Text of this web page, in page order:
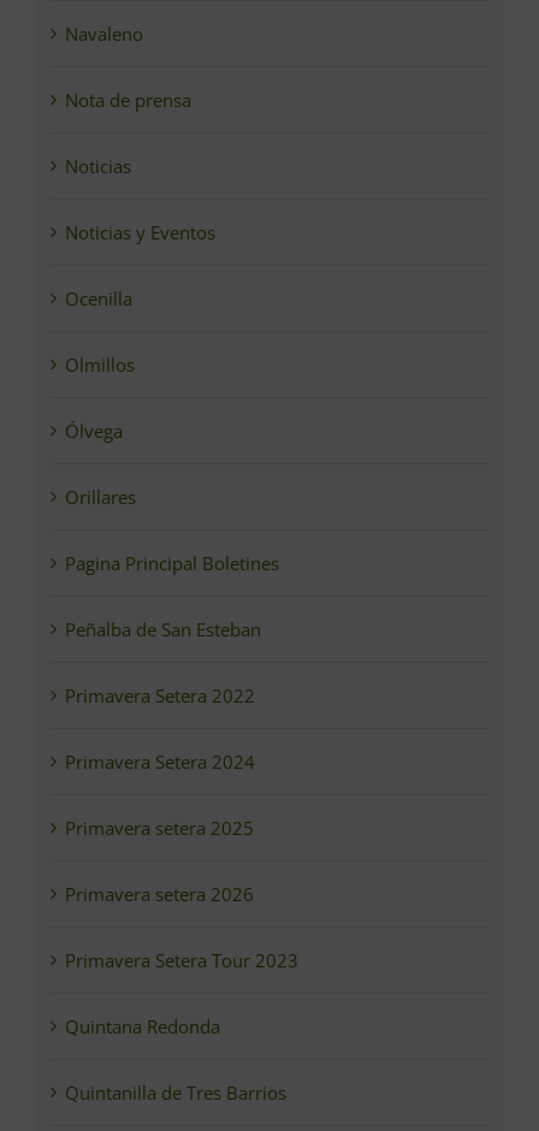
Navaleno
Nota de prensa
Noticias
Noticias y Eventos
Ocenilla
Olmillos
Ólvega
Orillares
Pagina Principal Boletines
Peñalba de San Esteban
Primavera Setera 2022
Primavera Setera 2024
Primavera setera 2025
Primavera setera 2026
Primavera Setera Tour 2023
Quintana Redonda
Quintanilla de Tres Barrios